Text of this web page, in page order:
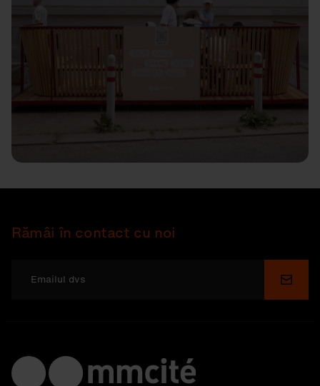
Rămâi în contact cu noi